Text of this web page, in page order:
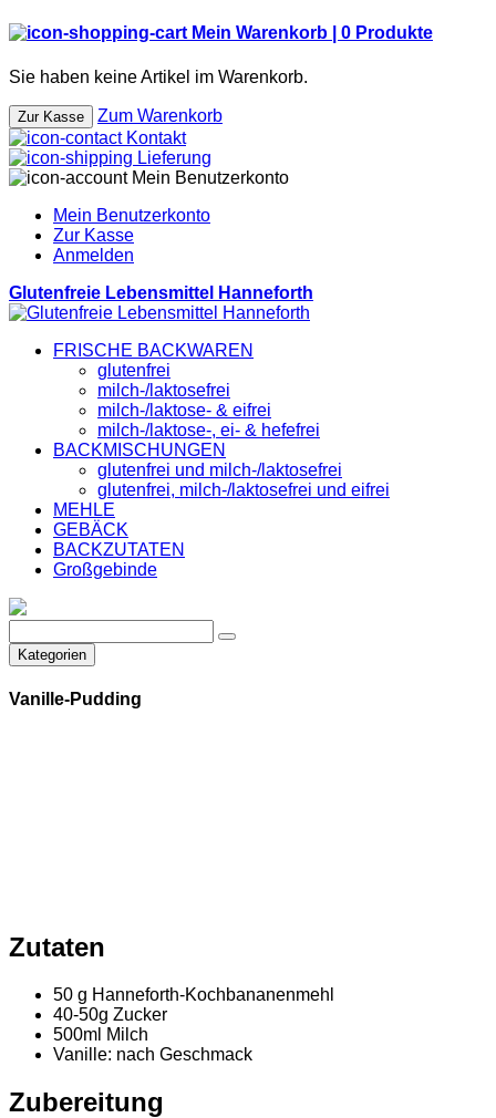
Mein Warenkorb | 0 Produkte
Sie haben keine Artikel im Warenkorb.
Zur Kasse
Zum Warenkorb
Kontakt
Lieferung
Mein Benutzerkonto
Mein Benutzerkonto
Zur Kasse
Anmelden
Glutenfreie Lebensmittel Hanneforth
FRISCHE BACKWAREN
glutenfrei
milch-/laktosefrei
milch-/laktose- & eifrei
milch-/laktose-, ei- & hefefrei
BACKMISCHUNGEN
glutenfrei und milch-/laktosefrei
glutenfrei, milch-/laktosefrei und eifrei
MEHLE
GEBÄCK
BACKZUTATEN
Großgebinde
Kategorien
Vanille-Pudding
Zutaten
50 g Hanneforth-Kochbananenmehl
40-50g Zucker
500ml Milch
Vanille: nach Geschmack
Zubereitung